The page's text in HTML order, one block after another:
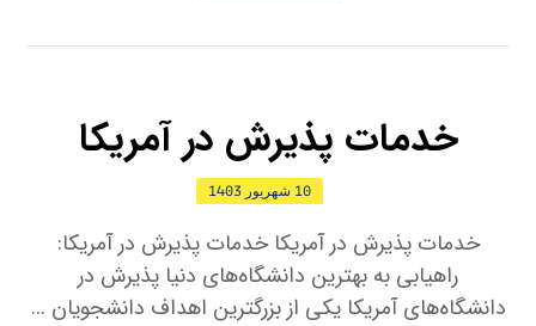
خدمات پذیرش در آمریکا
10 شهریور 1403
خدمات پذیرش در آمریکا خدمات پذیرش در آمریکا:
راهیابی به بهترین دانشگاه‌های دنیا پذیرش در
دانشگاه‌های آمریکا یکی از بزرگترین اهداف دانشجویان ...